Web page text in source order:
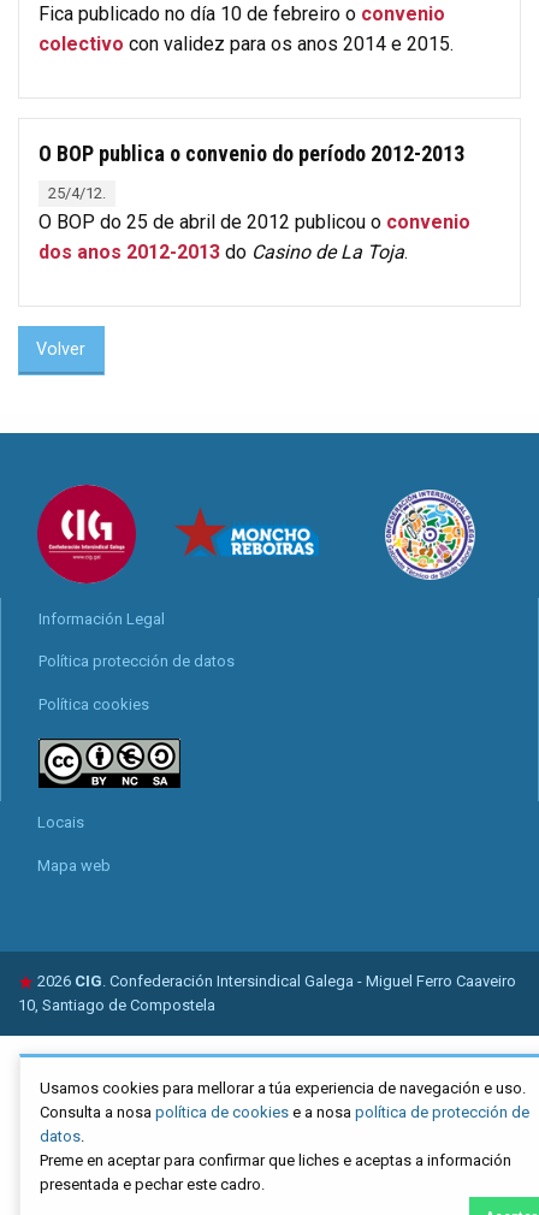
Fica publicado no día 10 de febreiro o convenio
colectivo con validez para os anos 2014 e 2015.
O BOP publica o convenio do período 2012-2013
25/4/12.
O BOP do 25 de abril de 2012 publicou o convenio
dos anos 2012-2013 do Casino de La Toja.
Volver
Información Legal
Política protección de datos
Política cookies
Locais
Mapa web
2026 CIG . Confederación Intersindical Galega - Miguel Ferro Caaveiro
10, Santiago de Compostela
Usamos cookies para mellorar a túa experiencia de navegación e uso.
Consulta a nosa política de cookies e a nosa política de protección de
datos
Preme en aceptar para confirmar que liches e aceptas a información
presentada e pechar este cadro.